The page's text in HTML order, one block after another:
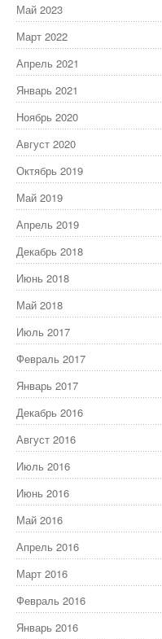
Май 2023
Март 2022
Апрель 2021
Январь 2021
Ноябрь 2020
Август 2020
Октябрь 2019
Май 2019
Апрель 2019
Декабрь 2018
Июнь 2018
Май 2018
Июль 2017
Февраль 2017
Январь 2017
Декабрь 2016
Август 2016
Июль 2016
Июнь 2016
Май 2016
Апрель 2016
Март 2016
Февраль 2016
Январь 2016